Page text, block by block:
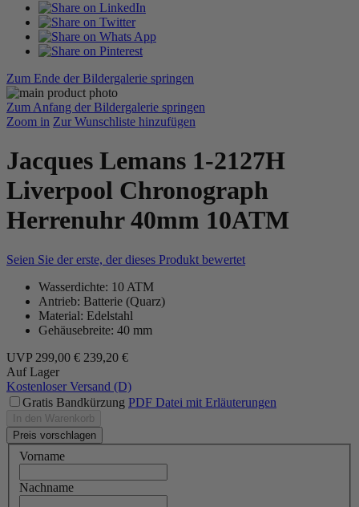
Zum Ende der Bildergalerie springen
Zum Anfang der Bildergalerie springen
Zoom in Zur Wunschliste hinzufügen
Jacques Lemans 1-2127H
Liverpool Chronograph
Herrenuhr 40mm 10ATM
Seien Sie der erste, der dieses Produkt bewertet
Wasserdichte: 10 ATM
Antrieb: Batterie (Quarz)
Material: Edelstahl
Gehäusebreite: 40 mm
UVP 299,00 € 239,20 €
Auf Lager
Kostenloser Versand (D)
Gratis Bandkürzung PDF Datei mit Erläuterungen
In den Warenkorb
Preis vorschlagen
Vorname
Nachname